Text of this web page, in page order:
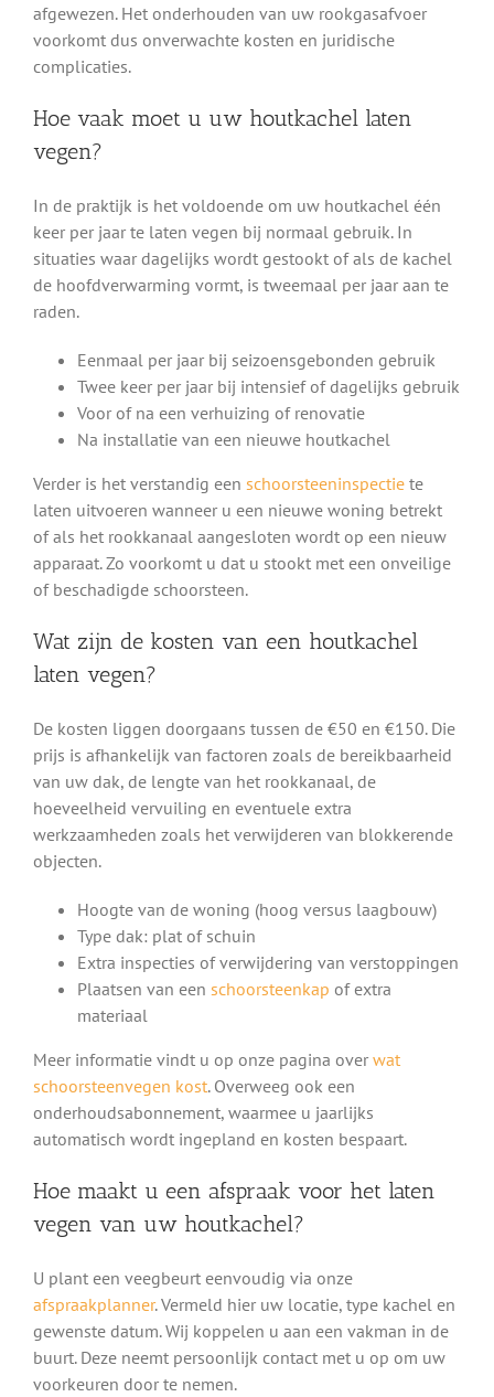
afgewezen. Het onderhouden van uw rookgasafvoer
voorkomt dus onverwachte kosten en juridische
complicaties.
Hoe vaak moet u uw houtkachel laten
vegen?
In de praktijk is het voldoende om uw houtkachel één
keer per jaar te laten vegen bij normaal gebruik. In
situaties waar dagelijks wordt gestookt of als de kachel
de hoofdverwarming vormt, is tweemaal per jaar aan te
raden.
Eenmaal per jaar bij seizoensgebonden gebruik
Twee keer per jaar bij intensief of dagelijks gebruik
Voor of na een verhuizing of renovatie
Na installatie van een nieuwe houtkachel
Verder is het verstandig een schoorsteeninspectiete
laten uitvoeren wanneer u een nieuwe woning betrekt
of als het rookkanaal aangesloten wordt op een nieuw
apparaat. Zo voorkomt u dat u stookt met een onveilige
of beschadigde schoorsteen.
Wat zijn de kosten van een houtkachel
laten vegen?
De kosten liggen doorgaans tussen de €50 en €150. Die
prijs is afhankelijk van factoren zoals de bereikbaarheid
van uw dak, de lengte van het rookkanaal, de
hoeveelheid vervuiling en eventuele extra
werkzaamheden zoals het verwijderen van blokkerende
objecten.
Hoogte van de woning (hoog versus laagbouw)
Type dak: plat of schuin
Extra inspecties of verwijdering van verstoppingen
Plaatsen van een schoorsteenkap of extra
materiaal
Meer informatie vindt u op onze pagina over wat
schoorsteenvegen kost. Overweeg ook een
onderhoudsabonnement, waarmee u jaarlijks
automatisch wordt ingepland en kosten bespaart.
Hoe maakt u een afspraak voor het laten
vegen van uw houtkachel?
U plant een veegbeurt eenvoudig via onze
afspraakplanner. Vermeld hier uw locatie, type kachel en
gewenste datum. Wij koppelen u aan een vakman in de
buurt. Deze neemt persoonlijk contact met u op om uw
voorkeuren door te nemen.